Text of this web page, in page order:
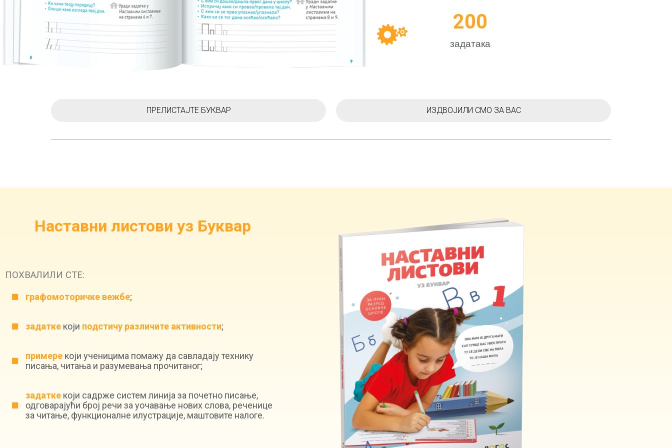
задатакa
200
ПРЕЛИСТАЈТЕ БУКВАР ИЗДВОЈИЛИ СМО ЗА ВАС
Наставни листови уз Буквар
ПОХВАЛИЛИ СТЕ:
графомоторичке вежбе;
задатке који подстичу различите активности;
примерекоји ученицима помажу да савладају технику
писања, читања и разумевања прочитаног;
задаткекоји садрже систем линија за почетно писање,
одговарајући број речи за уочавање нових слова, реченице
за читање, функционалне илустрације, маштовите налоге.